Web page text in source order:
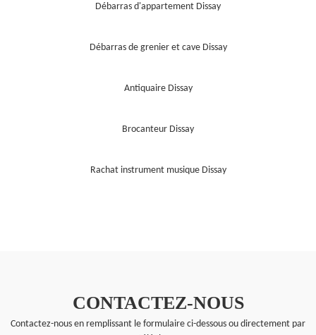
Débarras d'appartement Dissay
Débarras de grenier et cave Dissay
Antiquaire Dissay
Brocanteur Dissay
Rachat instrument musique Dissay
CONTACTEZ-NOUS
Contactez-nous en remplissant le formulaire ci-dessous ou directement par